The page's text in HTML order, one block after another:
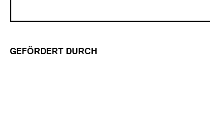
GEFÖRDERT DURCH